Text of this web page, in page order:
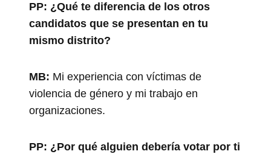
PP: ¿Qué te diferencia de los otros
candidatos que se presentan en tu
mismo distrito?
MB: Mi experiencia con víctimas de
violencia de género y mi trabajo en
organizaciones.
PP: ¿Por qué alguien debería votar por ti